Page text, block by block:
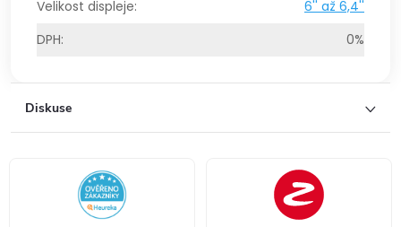
Velikost displeje:
6'' až 6,4''
DPH: 0%
Diskuse